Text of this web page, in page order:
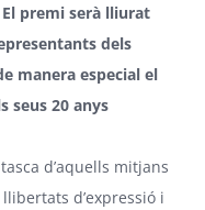
premi serà lliurat
dels
manera especial el
seus 20 anys
d’aquells mitjans
d’expressió i